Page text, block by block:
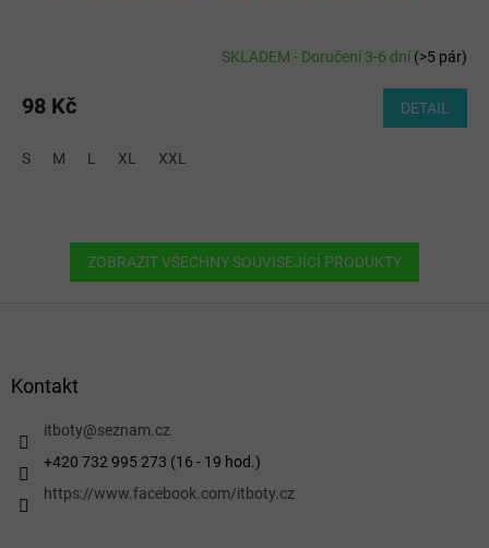
SKLADEM - Doručení 3-6 dní(>5 pár)
98 Kč DETAIL
S M L XL XXL
ZOBRAZIT VŠECHNY SOUVISEJÍCÍ PRODUKTY
Kontakt
itboty@seznam.cz
+420 732 995 273 (16 - 19 hod.)
https://www.facebook.com/itboty.cz